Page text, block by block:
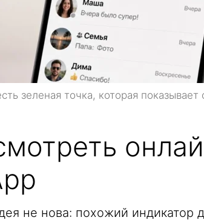
зеленая точка, которая показывает
не нова: похожий индикатор